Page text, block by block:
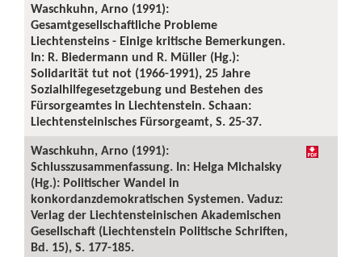
Waschkuhn, Arno (1991):
Gesamtgesellschaftliche Probleme
Liechtensteins - Einige kritische Bemerkungen.
In: R. Biedermann und R. Müller (Hg.):
Solidarität tut not (1966-1991), 25 Jahre
Sozialhilfegesetzgebung und Bestehen des
Fürsorgeamtes in Liechtenstein. Schaan:
Liechtensteinisches Fürsorgeamt, S. 25-37.
Waschkuhn, Arno (1991):
Schlusszusammenfassung. In: Helga Michalsky
(Hg.): Politischer Wandel in
konkordanzdemokratischen Systemen. Vaduz:
Verlag der Liechtensteinischen Akademischen
Gesellschaft (Liechtenstein Politische Schriften,
Bd. 15), S. 177-185.